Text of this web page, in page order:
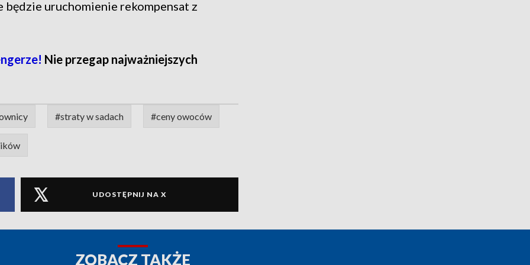
uruchomienie rekompensat z
Nie przegap najważniejszych
#straty w sadach #ceny owoców
UDOSTĘPNIJ NA X
ZOBACZ TAKŻE